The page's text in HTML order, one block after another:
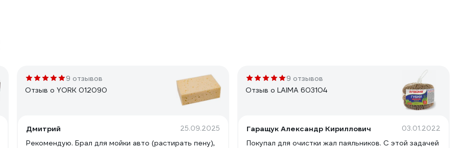
9 отзывов
Отзыв о YORK 012090
Дмитрий 25.09.2025
Рекомендую. Брал для мойки авто (растирать пену),
9 отзывов
Отзыв о LAIMA 603104
Гаращук Александр Кириллович 03.01.2022
Покупал для очистки жал паяльников. С этой задачей